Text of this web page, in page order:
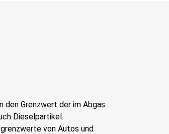
den Grenzwert der im Abgas
Dieselpartikel.
von Autos und